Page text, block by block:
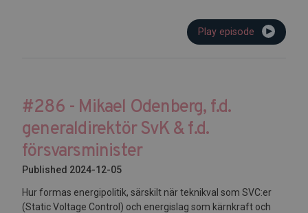
Play episode
#286 - Mikael Odenberg, f.d.
generaldirektör SvK & f.d.
försvarsminister
Published 2024-12-05
Hur formas energipolitik, särskilt när teknikval som SVC:er
(Static Voltage Control) och energislag som kärnkraft och